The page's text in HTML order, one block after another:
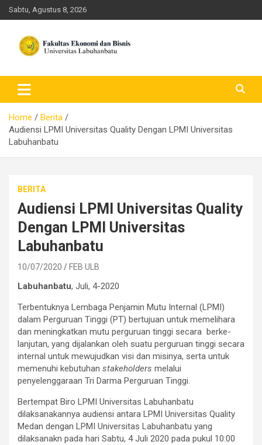
Skip
to
Sabtu, Agustus 8, 2026
FEB ULB – Universitas
Labuhanbatu
Home
Berita
Audiensi LPMI Universitas Quality Dengan LPMI Universitas
Labuhanbatu
BERITA
Audiensi LPMI Universitas Quality
Dengan LPMI Universitas
Labuhanbatu
10/07/2020 FEB ULB
Labuhanbatu, Juli, 4-2020
Terbentuknya Lembaga Penjamin Mutu Internal (LPMI)
dalam Perguruan Tinggi (PT) bertujuan untuk memelihara
dan meningkatkan mutu per­guruan tinggi secara berke­
lanjutan, yang dijalankan oleh suatu perguruan tinggi secara
internal untuk mewujudkan visi dan misinya, serta untuk
me­menuhi kebutuhan stakeholders melalui
penyelenggaraan Tri Darma Perguruan Tinggi.
Bertempat Biro LPMI Universitas Labuhanbatu
dilaksanakannya audiensi antara LPMI Universitas Quality
Medan dengan LPMI Universitas Labuhanbatu yang
dilaksanakn pada hari Sabtu, 4 Juli 2020 pada pukul 10:00